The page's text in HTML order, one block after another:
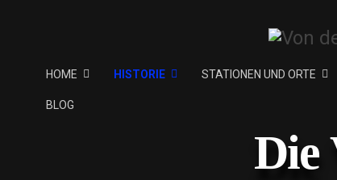
HOME HISTORIE STATIONEN UND ORTE
BLOG
Die